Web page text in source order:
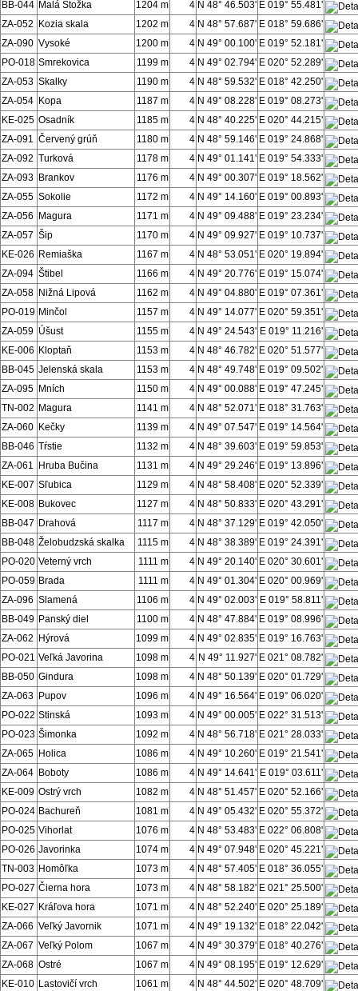
BB-044 Malá Stožka 1204 m 4 N 48° 46.503' E 019° 55.481'
ZA-052
Kozia skala 1202 m 4 N 48° 57.687' E 018° 59.686'
ZA-090 Vysoké 1200 m 4 N 49° 00.100' E 019° 52.181'
PO-018 Smrekovica 1199 m 4 N 49° 02.794' E 020° 52.289'
ZA-053 Skalky 1190 m 4 N 48° 59.532' E 018° 42.250'
ZA-054 Kopa 1187 m 4 N 49° 08.228' E 019° 08.273'
KE-025 Osadník 1185 m 4 N 48° 40.225' E 020° 44.215'
ZA-091 Červený grúň 1180 m 4 N 48° 59.146' E 019° 24.868'
ZA-092 Turková 1178 m 4 N 49° 01.141' E 019° 54.333'
ZA-093 Brankov 1176 m 4 N 49° 00.307' E 019° 18.562'
ZA-055 Sokolie 1172 m 4 N 49° 14.160' E 019° 00.893'
ZA-056
Magura 1171 m 4 N 49° 09.488' E 019° 23.234'
ZA-057 Šip 1170 m 4 N 49° 09.927' E 019° 10.737'
KE-026 Remiaška 1167 m 4 N 48° 53.051' E 020° 19.894'
ZA-094 Štibel 1166 m 4 N 49° 20.776' E 019° 15.074'
ZA-058 Nižná Lipová 1162 m 4 N 49° 04.880' E 019° 07.361'
PO-019 Minčol 1157 m 4 N 49° 14.077' E 020° 59.351'
ZA-059 Úšust 1155 m 4 N 49° 24.543' E 019° 11.216'
KE-006 Kloptaň 1153 m 4 N 48° 46.782' E 020° 51.577'
BB-045 Jelenská skala 1153 m 4 N 48° 49.748' E 019° 09.502'
ZA-095 Mních 1150 m 4 N 49° 00.088' E 019° 47.245'
TN-002 Magura 1141 m 4 N 48° 52.071' E 018° 31.763'
ZA-060 Kečky 1139 m 4 N 49° 07.547' E 019° 14.564'
BB-046 Tŕstie 1132 m 4 N 48° 39.603' E 019° 59.853'
ZA-061
Hruba Bučina 1131 m 4 N 49° 29.246' E 019° 13.896'
KE-007 Sľubica 1129 m 4 N 48° 58.408' E 020° 52.339'
KE-008 Bukovec 1127 m 4 N 48° 50.833' E 020° 43.291'
BB-047 Drahová 1117 m 4 N 48° 37.129' E 019° 42.050'
BB-048 Želobudzská skalka 1115 m 4 N 48° 38.389' E 019° 24.391'
PO-020 Veterný vrch 1111 m 4 N 49° 20.140' E 020° 30.601'
PO-059 Brada 1111 m 4 N 49° 01.304' E 020° 00.969'
ZA-096 Slamená 1106 m 4 N 49° 02.003' E 019° 58.811'
BB-049 Panský diel 1100 m 4 N 48° 47.884' E 019° 08.996'
ZA-062
Hýrová 1099 m 4 N 49° 02.835' E 019° 16.763'
PO-021 Veľká Javorina 1098 m 4 N 49° 11.927' E 021° 08.782'
BB-050 Gindura 1098 m 4 N 48° 50.139' E 020° 01.729'
ZA-063 Pupov 1096 m 4 N 49° 16.564' E 019° 06.020'
PO-022 Stinská 1093 m 4 N 49° 00.005' E 022° 31.513'
PO-023 Šimonka 1092 m 4 N 48° 56.718' E 021° 28.033'
ZA-065 Holica 1086 m 4 N 49° 10.260' E 019° 21.541'
ZA-064 Boboty 1086 m 4 N 49° 14.641' E 019° 03.611'
KE-009 Ostrý vrch 1082 m 4 N 48° 51.457' E 020° 52.166'
PO-024 Bachureň 1081 m 4 N 49° 05.432' E 020° 55.372'
PO-025 Vihorlat 1076 m 4 N 48° 53.483' E 022° 06.808'
PO-026 Javorinka 1074 m 4 N 49° 07.948' E 020° 45.221'
TN-003 Homôľka 1073 m 4 N 48° 57.405' E 018° 36.055'
PO-027 Čierna hora 1073 m 4 N 48° 58.182' E 021° 25.500'
KE-027 Kráľova hora 1071 m 4 N 48° 52.240' E 020° 25.189'
ZA-066 Veľký Javornik 1071 m 4 N 49° 19.132' E 018° 22.042'
ZA-067 Veľký Polom 1067 m 4 N 49° 30.379' E 018° 40.276'
ZA-068 Ostré 1067 m 4 N 49° 08.195' E 019° 12.629'
KE-010 Lastovičí vrch 1061 m 4 N 48° 44.502' E 020° 48.709'